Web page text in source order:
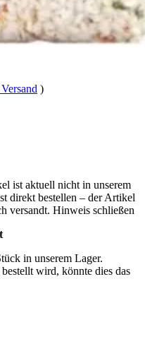
)
ist aktuell nicht in unserem
direkt bestellen – der Artikel
versandt. Hinweis schließen
in unserem Lager.
wird, könnte dies das